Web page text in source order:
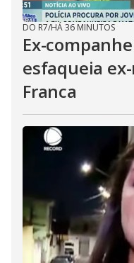
DO R7/HÁ 36 MINUTOS
Ex-
esfaqueia
Franca